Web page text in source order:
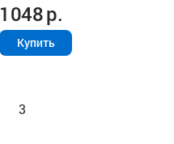
1048р.
Купить
3